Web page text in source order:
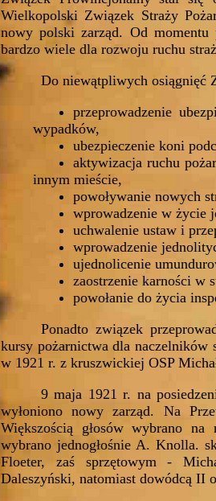
Wielkopolski Związek Straży
nowy polski zarząd. Od momentu
bardzo wiele dla rozwoju ruchu
Do niewątpliwych osiągnięć
przeprowadzenie
wypadków,
ubezpieczenie koni
aktywizacja ruchu
innym mieście,
powoływanie nowych
wprowadzenie w życie
uchwalenie ustaw i
wprowadzenie
ujednolicenie
zaostrzenie karności w
powołanie do życia
Ponadto związek
kursy pożarnictwa dla naczelników
w 1921 r. z kruszwickiej OSP
9 maja 1921 r. na
wyłoniono nowy zarząd. Na
Większością głosów wybrano na
wybrano jednogłośnie A. Knolla.
Floeter, zaś sprzętowym -
Daleszyński, natomiast dowódcą II